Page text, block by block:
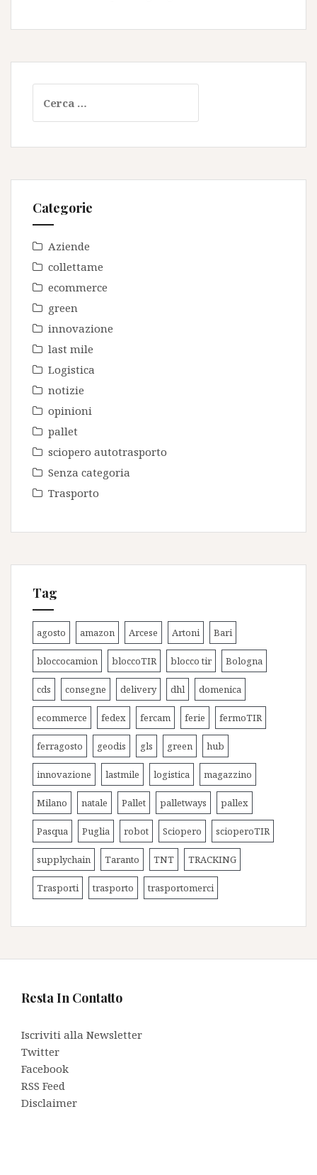
per:
Categorie
Aziende
collettame
ecommerce
green
innovazione
last mile
Logistica
notizie
opinioni
pallet
sciopero autotrasporto
Senza categoria
Trasporto
Tag
agosto amazon Arcese Artoni Bari
bloccocamion bloccoTIR blocco tir Bologna
cds consegne delivery dhl domenica
ecommerce fedex fercam ferie fermoTIR
ferragosto geodis gls green hub
innovazione lastmile logistica magazzino
Milano natale Pallet palletways pallex
Pasqua Puglia robot Sciopero scioperoTIR
supplychain Taranto TNT TRACKING
Trasporti trasporto trasportomerci
Resta In Contatto
Iscriviti alla Newsletter
Twitter
Facebook
RSS Feed
Disclaimer